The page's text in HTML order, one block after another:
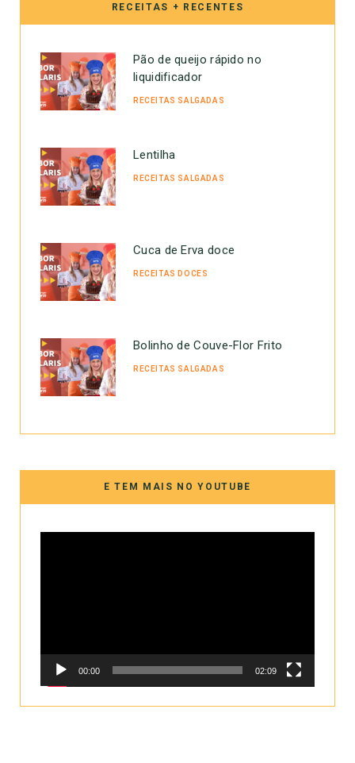
RECEITAS + RECENTES
Pão de queijo rápido no
liquidificador
RECEITAS SALGADAS
Lentilha
RECEITAS SALGADAS
Cuca de Erva doce
RECEITAS DOCES
Bolinho de Couve-Flor Frito
RECEITAS SALGADAS
E TEM MAIS NO YOUTUBE
00:00 02:09